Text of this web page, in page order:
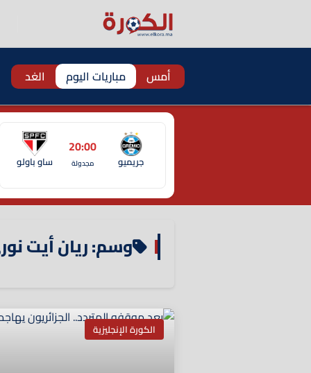
أمس مباريات اليوم الغد
جريميو
20:00
مجدولة ساو باولو
وسم: ريان أيت
الكورة الإنجليزية